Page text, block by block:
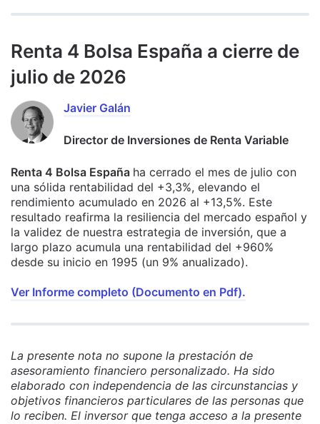
Renta 4 Bolsa España a cierre de
julio de 2026
Javier Galán
Director de Inversiones de Renta Variable
Renta 4 Bolsa España ha cerrado el mes de julio con
una sólida rentabilidad del +3,3%, elevando el
rendimiento acumulado en 2026 al +13,5%. Este
resultado reafirma la resiliencia del mercado español y
la validez de nuestra estrategia de inversión, que a
largo plazo acumula una rentabilidad del +960%
desde su inicio en 1995 (un 9% anualizado).
Ver Informe completo (Documento en Pdf).
La presente nota no supone la prestación de
asesoramiento financiero personalizado. Ha sido
elaborado con independencia de las circunstancias y
objetivos financieros particulares de las personas que
lo reciben. El inversor que tenga acceso a la presente